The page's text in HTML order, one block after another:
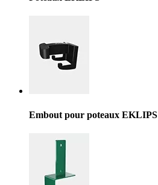
Embout pour poteaux EKLIPS